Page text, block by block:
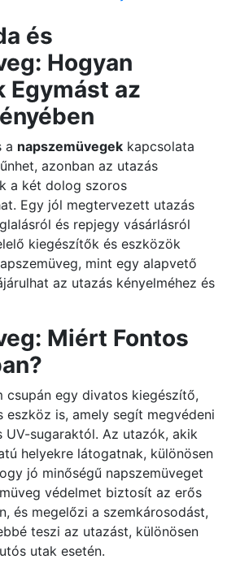
és
Hogyan
Egymást az
a napszemüvegek kapcsolata
azonban az utazás
a két dolog szoros
Egy jól megtervezett utazás
és repjegy vásárlásról
kiegészítők és eszközök
mint egy alapvető
az utazás kényelméhez és
Miért Fontos
csupán egy divatos kiegészítő,
eszköz is, amely segít megvédeni
UV-sugaraktól. Az utazók, akik
helyekre látogatnak, különösen
jó minőségű napszemüveget
védelmet biztosít az erős
és megelőzi a szemkárosodást,
teszi az utazást, különösen
utak esetén.